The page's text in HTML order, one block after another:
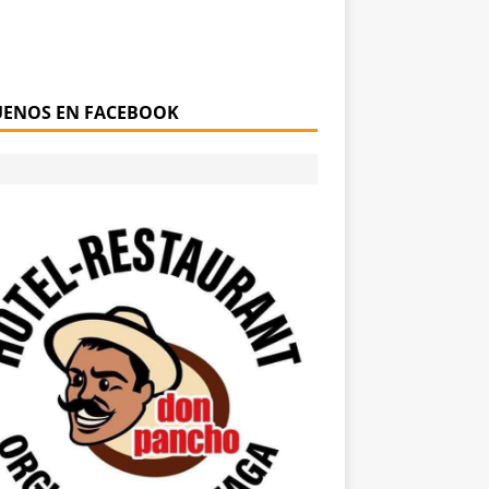
EN FACEBOOK